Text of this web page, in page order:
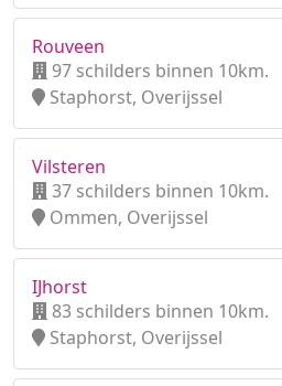
Rouveen
97 schilders binnen 10km.
Staphorst, Overijssel
Vilsteren
37 schilders binnen 10km.
Ommen, Overijssel
IJhorst
83 schilders binnen 10km.
Staphorst, Overijssel